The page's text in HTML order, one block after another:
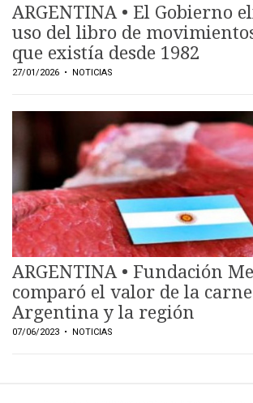
REVISTAS
REVISTAS
CATÁLOGO DE CORTES
EVENTOS Y
CAPACITACIONES
DIRECTORIO
CALENDARIO
MEDIA KIT
TEMAS DESTACADOS
CARNE
FRIGORIFICO
VACAS
ARGENTINA • El Gobierno
uso del libro de
que existía desde 1982
27/01/2026 • NOTICIAS
ARGENTINA • Fundación
comparó el valor de la
Argentina y la región
07/06/2023 • NOTICIAS